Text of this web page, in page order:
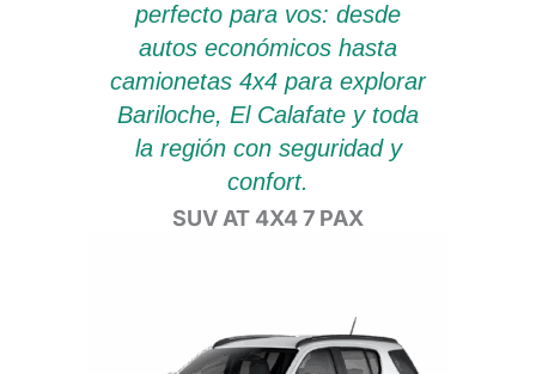
perfecto para vos: desde
autos económicos hasta
camionetas 4x4 para explorar
Bariloche, El Calafate y toda
la región con seguridad y
confort.​
SEDÁN ECONÓMICO